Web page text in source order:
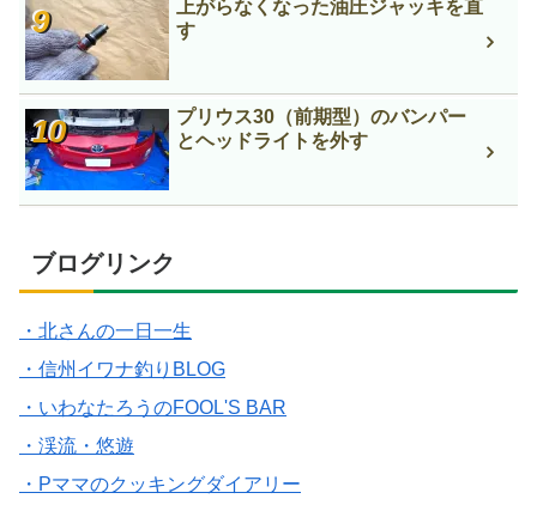
上がらなくなった油圧ジャッキを直
す
プリウス30（前期型）のバンパー
とヘッドライトを外す
ブログリンク
・北さんの一日一生
・信州イワナ釣りBLOG
・いわなたろうのFOOL'S BAR
・渓流・悠遊
・Pママのクッキングダイアリー